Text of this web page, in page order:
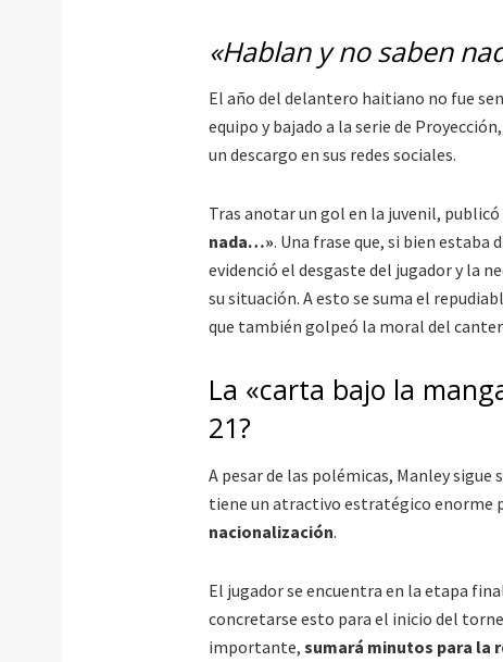
«Hablan y no saben
El año del delantero haitiano no fue
equipo y bajado a la serie de
un descargo en sus redes sociales.
Tras anotar un gol en la juvenil,
nada…». Una frase que, si bien estaba
evidenció el desgaste del jugador y la
su situación. A esto se suma el
que también golpeó la moral del
La «carta bajo la
21?
A pesar de las polémicas, Manley
tiene un atractivo estratégico enorme
nacionalización.
El jugador se encuentra en la etapa
concretarse esto para el inicio del
importante, sumará minutos para la